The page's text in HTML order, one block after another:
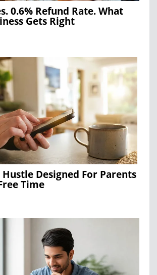
0.6% Refund Rate. What
Gets Right
Hustle Designed For Parents
Time